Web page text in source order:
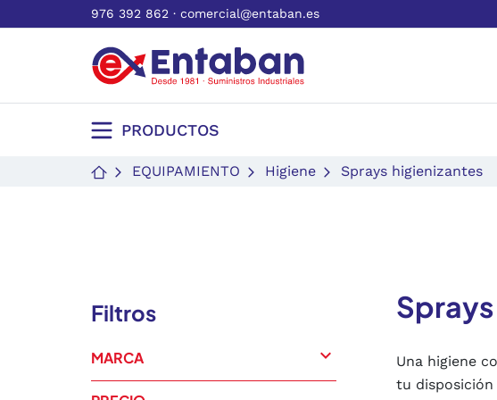
976 392 862 · comercial@entaban.es
PRODUCTOS
EQUIPAMIENTO Higiene Sprays higienizantes
Filtros
MARCA expand_more
Una higiene
tu